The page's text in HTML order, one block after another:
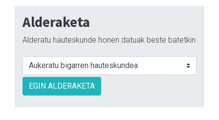
Alderaketa
Alderatu hauteskunde honen datuak beste batetkin
EGIN ALDERAKETA